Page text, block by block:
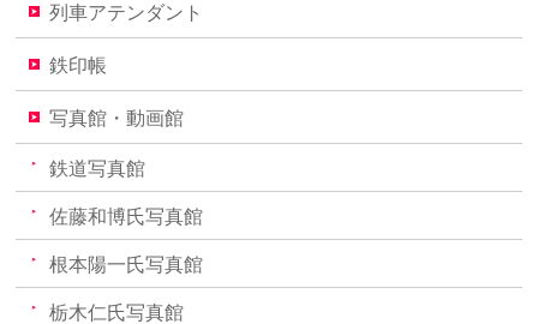
列車アテンダント
鉄印帳
写真館・動画館
鉄道写真館
佐藤和博氏写真館
根本陽一氏写真館
栃木仁氏写真館